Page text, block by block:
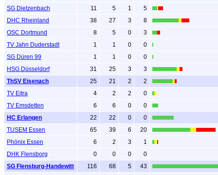
SG Dietzenbach
11 5 1
5
DHC Rheinland
38 27 3
8
OSC Dortmund
8 5 0
3
TV Jahn Duderstadt
1 1 0
0
SG Düren 99
1 1 0
0
HSG Düsseldorf
31 25 3
3
ThSV Eisenach
25 21 2
2
TV Eitra
4 2 2
0
TV Emsdetten
6 6 0
0
HC Erlangen
22 22 0
0
TUSEM Essen
65 39 6
20
Phönix Essen
6 2 3
1
DHK Flensborg
0 0 0
0
SG Flensburg-Handewitt
116 68 5
43